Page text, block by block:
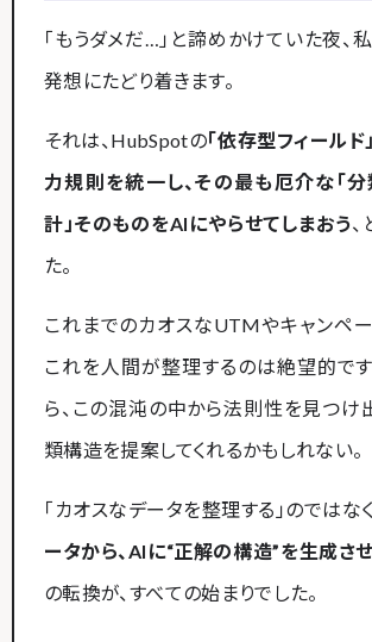
「もうダメだ…」と諦めかけていた夜、
発想にたどり着きます。
それは、HubSpotの「依存型フィールド
力規則を統一し、その最も厄介な「
計」そのものをAIにやらせてしまおう
た。
これまでのカオスなUTMやキャンペー
これを人間が整理するのは絶望的です
ら、この混沌の中から法則性を見つけ
類構造を提案してくれるかもしれない。
「カオスなデータを整理する」のではなく
ータから、AIに“正解の構造”を生成させ
の転換が、すべての始まりでした。